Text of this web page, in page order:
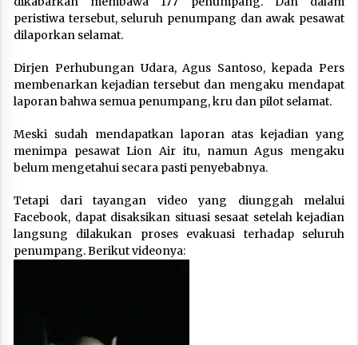
peristiwa tersebut, seluruh penumpang dan awak pesawat
dilaporkan selamat.
Dirjen Perhubungan Udara, Agus Santoso, kepada Pers
membenarkan kejadian tersebut dan mengaku mendapat
laporan bahwa semua penumpang, kru dan pilot selamat.
Meski sudah mendapatkan laporan atas kejadian yang
menimpa pesawat Lion Air itu, namun Agus mengaku
belum mengetahui secara pasti penyebabnya.
Tetapi dari tayangan video yang diunggah melalui
Facebook, dapat disaksikan situasi sesaat setelah kejadian
langsung dilakukan proses evakuasi terhadap seluruh
penumpang. Berikut videonya: